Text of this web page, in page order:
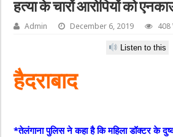
हत्‍या के चारों आरोपियों को
Admin December 6, 2019 408
Listen to this
हैदराबाद
*तेलंगाना पुलिस ने कहा है कि महिला डॉक्‍टर के